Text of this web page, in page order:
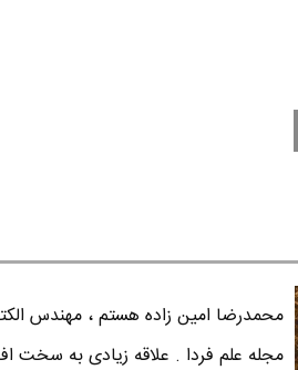
محمدرضا امين زاده هستم ، مهندس
مجله علم فردا . علاقه زیادی به سخت